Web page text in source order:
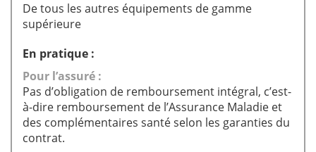
De tous les autres équipements de gamme
supérieure
En pratique :
Pour l’assuré :
Pas d’obligation de remboursement intégral, c’est-
à-dire remboursement de l’Assurance Maladie et
des complémentaires santé selon les garanties du
contrat.